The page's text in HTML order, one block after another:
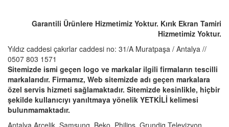
Garantili Ürünlere Hizmetimiz Yoktur. Kırık Ekran Tamiri
Hizmetimiz Yoktur.
Yıldız caddesi çakırlar caddesi no: 31/A Muratpaşa / Antalya //
0507 803 1571
Sitemizde ismi geçen logo ve markalar ilgili firmaların tescilli
markalarıdır. Firmamız, Web sitemizde adı geçen markalara
özel servis hizmeti sağlamaktadır. Sitemizde kesinlikle, hiçbir
şekilde kullanıcıyı yanıltmaya yönelik YETKİLİ kelimesi
bulunmamaktadır.
Antalya Arçelik, Samsung, Beko, Philips, Grundig Televizyon